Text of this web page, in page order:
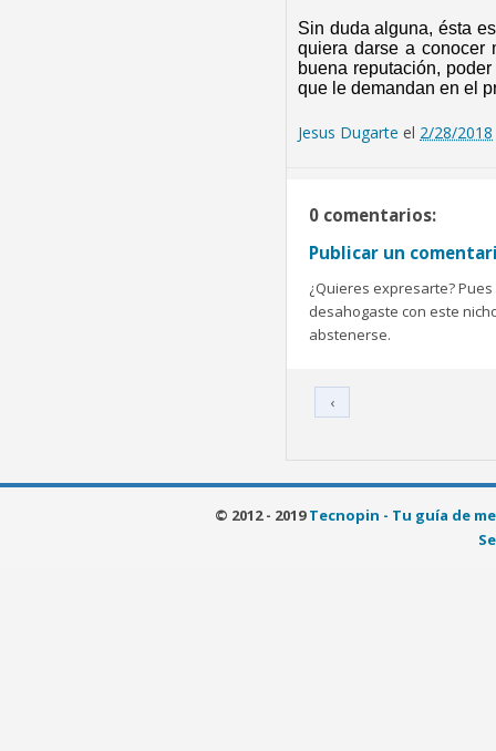
Sin duda alguna, ésta
quiera darse a conocer
buena reputación,
que le demandan en el
Jesus Dugarte el 2/28/2018
0 comentarios:
Publicar un
¿Quieres expresarte?
desahogaste con este
abstenerse.
‹
© 2012 - 2019Tecnopin - Tu guía de